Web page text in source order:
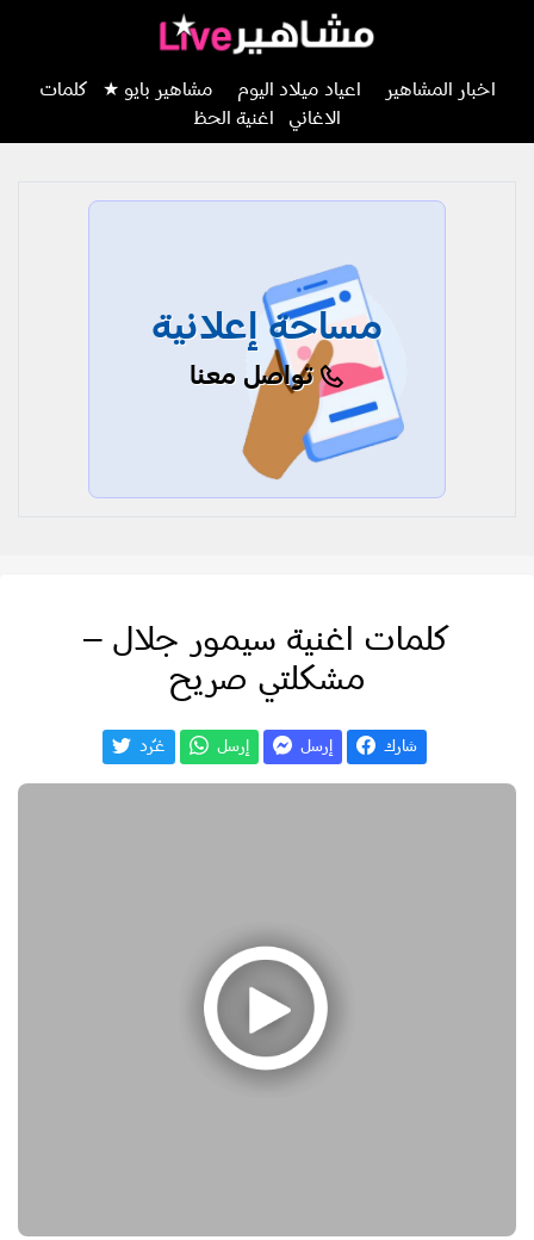
اخبار المشاهير اعياد ميلاد اليوم مشاهير بايو ★
كلمات
الاغاني
اغنية الحظ
مساحة إعلانية
تواصل معنا
كلمات اغنية سيمور جلال –
مشكلتي صريح
شارك إرسل إرسل غـّرد